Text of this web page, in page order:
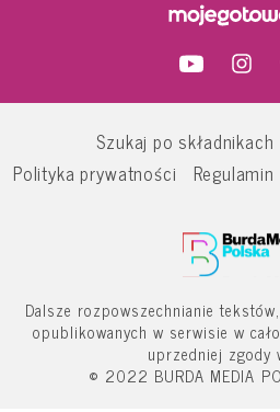
Szukaj po składnikach
Polityka prywatności
Regulamin
Dalsze rozpowszechnianie
opublikowanych w serwisie w
uprzedniej zgody
© 2022 BURDA MEDIA